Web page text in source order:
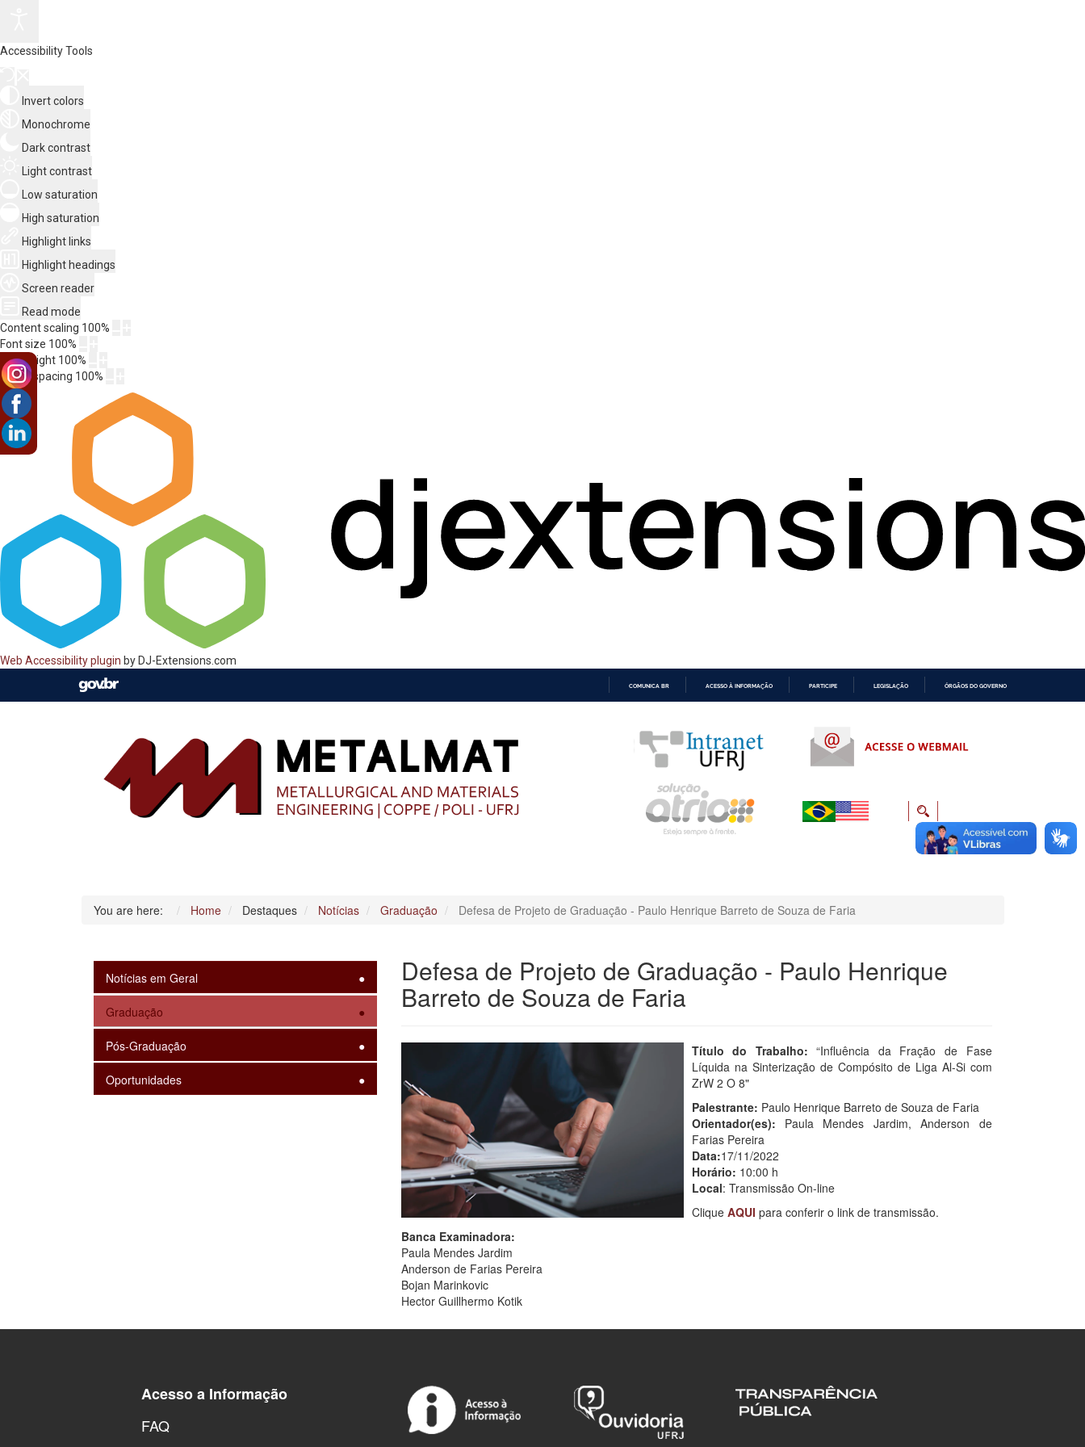
Accessibility Tools
Invert colors
Monochrome
Dark contrast
Light contrast
Low saturation
High saturation
Highlight links
Highlight headings
Screen reader
Read mode
Content scaling 100%
Font size 100%
Line height 100%
Letter spacing 100%
Web Accessibility plugin by DJ-Extensions.com
COMUNICA BR ACESSO À INFORMAÇÃO PARTICIPE LEGISLAÇÃO ÓRGÃOS DO GOVERNO
You are here: Home Destaques Notícias Graduação Defesa de Projeto de Graduação - Paulo Henrique Barreto de Souza de Faria
Notícias em Geral
Graduação
Pós-Graduação
Oportunidades
Defesa de Projeto de Graduação - Paulo Henrique
Barreto de Souza de Faria
Título do Trabalho: “Influência da Fração de Fase
Líquida na Sinterização de Compósito de Liga Al-Si com
ZrW 2 O 8"
Palestrante: Paulo Henrique Barreto de Souza de Faria
Orientador(es): Paula Mendes Jardim, Anderson de
Farias Pereira
Data:17/11/2022
Horário: 10:00 h
Local: Transmissão On-line
Clique AQUI para conferir o link de transmissão.
Banca Examinadora:
Paula Mendes Jardim
Anderson de Farias Pereira
Bojan Marinkovic
Hector Guillhermo Kotik
Acesso a Informação
FAQ